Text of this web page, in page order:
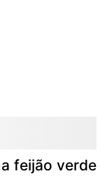
feijão verde